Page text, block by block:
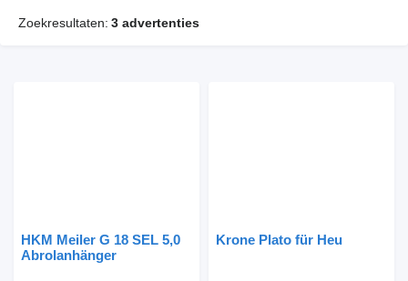
Zoekresultaten: 3 advertenties
HKM Meiler G 18 SEL 5,0
Abrolanhänger
Krone Plato für Heu